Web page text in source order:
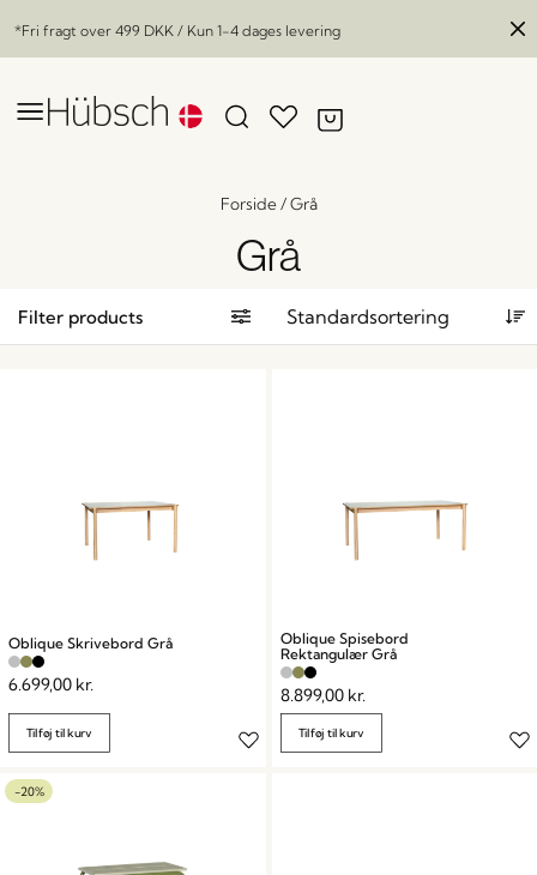
*Fri fragt over 499 DKK / Kun 1-4 dages levering
Forside/Grå
Grå
Filter products
Oblique Skrivebord Grå
6.699,00 kr.
Tilføj til kurv
Oblique Spisebord
Rektangulær Grå
8.899,00 kr.
Tilføj til kurv
-20%